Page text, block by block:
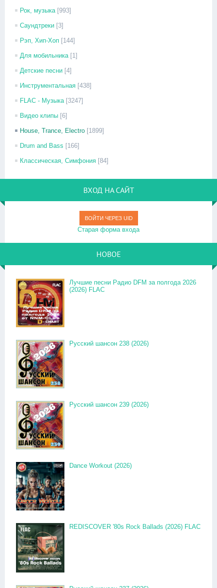
Рок, музыка [993]
Саундтреки [3]
Рэп, Хип-Хоп [144]
Для мобильника [1]
Детские песни [4]
Инструментальная [438]
FLAC - Музыка [3247]
Видео клипы [6]
House, Trance, Electro [1899]
Drum and Bass [166]
Классическая, Симфония [84]
ВХОД НА САЙТ
ВОЙТИ ЧЕРЕЗ UID
Старая форма входа
НОВОЕ
Лучшие песни Радио DFM за полгода 2026
(2026) FLAC
Русский шансон 238 (2026)
Русский шансон 239 (2026)
Dance Workout (2026)
REDISCOVER '80s Rock Ballads (2026) FLAC